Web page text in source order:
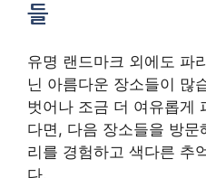
들
유명 랜드마크 외에도 파
닌 아름다운 장소들이 많
벗어나 조금 더 여유롭게
다면, 다음 장소들을 방
리를 경험하고 색다른 추
다.